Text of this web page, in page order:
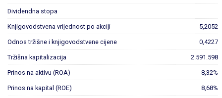
Dividendna stopa
Knjigovodstvena vrijednost po akciji 5,2052
Odnos tržišne i knjigovodstvene cijene 0,4227
Tržišna kapitalizacija 2.591.598
Prinos na aktivu (ROA) 8,32%
Prinos na kapital (ROE) 8,68%